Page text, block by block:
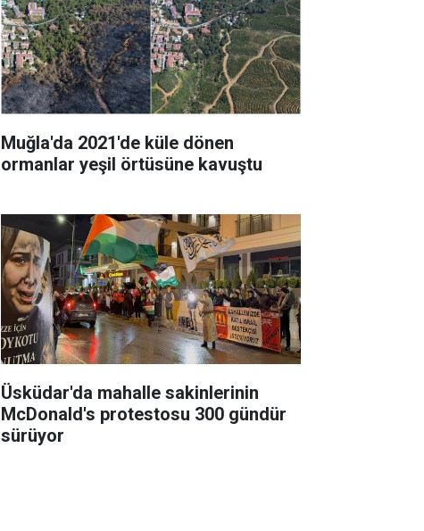
Muğla'da 2021'de küle dönen
ormanlar yeşil örtüsüne kavuştu
Üsküdar'da mahalle sakinlerinin
McDonald's protestosu 300 gündür
sürüyor